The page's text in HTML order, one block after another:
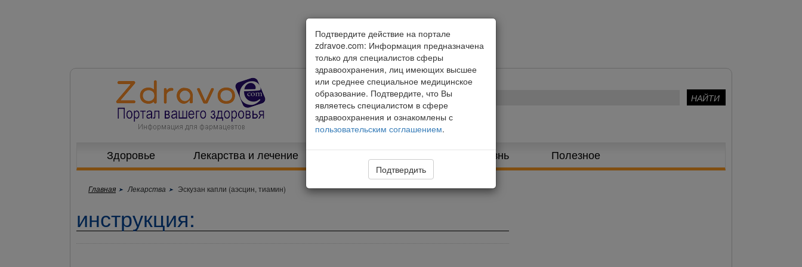
Здоровье Лекарства и лечение Питание и диета Здоровая жизнь Полезное
Главная Лекарства Эскузан капли (аэсцин, тиамин)
инструкция:
Подтвердите действие на портале
zdravoe.com: Информация предназначена
только для специалистов сферы
здравоохранения, лиц имеющих высшее
или среднее специальное медицинское
образование. Подтвердите, что Вы
являетесь специалистом в сфере
здравоохранения и ознакомлены с
пользовательским соглашением.
Подтвердить